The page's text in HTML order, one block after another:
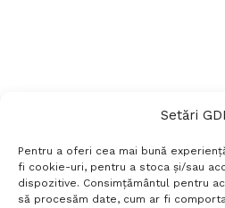
Setări
Pentru a oferi cea mai bună
fi cookie-uri, pentru a stoca și/sau
dispozitive. Consimțământul pentru
să procesăm date, cum ar fi